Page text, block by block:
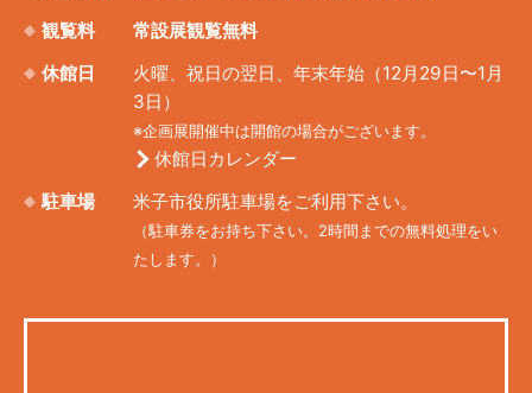
観覧料
常設展観覧無料
休館日
火曜、祝日の翌日、年末年始（12月29日〜1月
3日）
※企画展開催中は開館の場合がございます。
休館日カレンダー
駐車場
米子市役所駐車場をご利用下さい。
（駐車券をお持ち下さい。2時間までの無料処理をい
たします。）